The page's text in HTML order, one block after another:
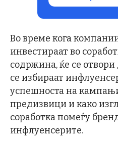
Во време кога
инвестираат во
содржина, ќе се отвори
се избираат
успешноста на
предизвици и како
соработка помеѓу
инфлуенсерите.